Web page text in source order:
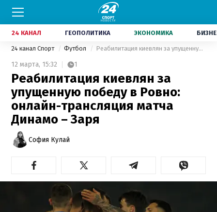
24 КАНАЛ ГЕОПОЛИТИКА ЭКОНОМИКА
24 канал Спорт Футбол Реабилитация киевлян за упущенную победу в Ровно: онлайн-трансляция матча Динамо – Заря
12 марта, 15:32 1
Реабилитация киевлян за
упущенную победу в Ровно:
онлайн-трансляция матча
Динамо – Заря
София Кулай